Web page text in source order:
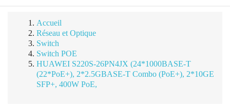
Accueil
Réseau et Optique
Switch
Switch POE
HUAWEI S220S-26PN4JX (24*1000BASE-T
(22*PoE+), 2*2.5GBASE-T Combo (PoE+), 2*10GE
SFP+, 400W PoE,